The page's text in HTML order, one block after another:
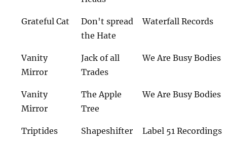
Grateful Cat
Don't spread
the Hate
Waterfall Records
Vanity
Mirror
Jack of all
Trades
We Are Busy Bodies
Vanity
Mirror
The Apple
Tree
We Are Busy Bodies
Triptides Shapeshifter Label 51 Recordings